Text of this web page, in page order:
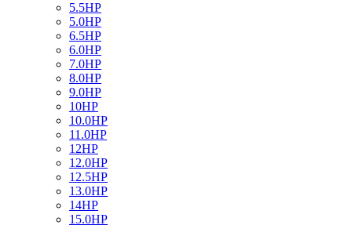
5.5HP
5.0HP
6.5HP
6.0HP
7.0HP
8.0HP
9.0HP
10HP
10.0HP
11.0HP
12HP
12.0HP
12.5HP
13.0HP
14HP
15.0HP